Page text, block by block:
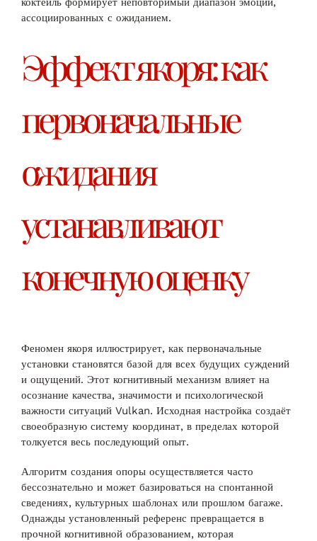
ассоциированных с ожиданием.
Эффект якоря: как
первоначальные
ожидания
устанавливают
конечную оценку
Феномен якоря иллюстрирует, как первоначальные
установки становятся базой для всех будущих суждений
и ощущений. Этот когнитивный механизм влияет на
осознание качества, значимости и психологической
важности ситуаций Vulkan. Исходная настройка создаёт
своеобразную систему координат, в пределах которой
толкуется весь последующий опыт.
Алгоритм создания опоры осуществляется часто
бессознательно и может базироваться на спонтанной
сведениях, культурных шаблонах или прошлом багаже.
Однажды установленный референс превращается в
прочной когнитивной образованием, которая